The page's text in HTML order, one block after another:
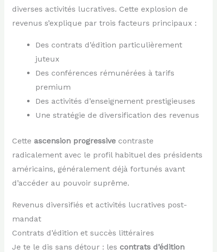
diverses activités lucratives. Cette explosion de
revenus s’explique par trois facteurs principaux :
Des contrats d’édition particulièrement
juteux
Des conférences rémunérées à tarifs
premium
Des activités d’enseignement prestigieuses
Une stratégie de diversification des revenus
Cette ascension progressivecontraste
radicalement avec le profil habituel des présidents
américains, généralement déjà fortunés avant
d’accéder au pouvoir suprême.
Revenus diversifiés et activités lucratives post-
mandat
Contrats d’édition et succès littéraires
Je te le dis sans détour : les contrats d’édition